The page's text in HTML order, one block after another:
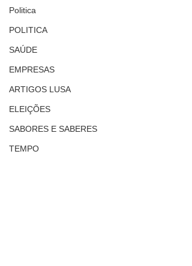
Politica
POLITICA
SAÚDE
EMPRESAS
ARTIGOS LUSA
ELEIÇÕES
SABORES E SABERES
TEMPO